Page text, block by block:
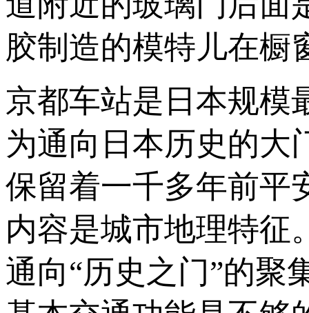
胶制造的模特儿在橱
京都车站是日本规模
为通向日本历史的大
保留着一千多年前平
内容是城市地理特征
通向“历史之门”的聚